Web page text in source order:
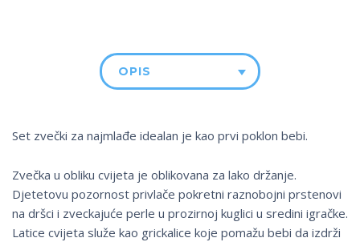
OPIS
Set zvečki za najmlađe idealan je kao prvi poklon bebi.
Zvečka u obliku cvijeta je oblikovana za lako držanje.
Djetetovu pozornost privlače pokretni raznobojni prstenovi
na dršci i zveckajuće perle u prozirnoj kuglici u sredini igračke.
Latice cvijeta služe kao grickalice koje pomažu bebi da izdrži